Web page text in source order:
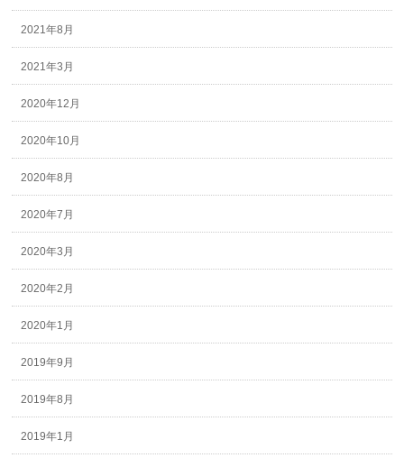
2021年8月
2021年3月
2020年12月
2020年10月
2020年8月
2020年7月
2020年3月
2020年2月
2020年1月
2019年9月
2019年8月
2019年1月